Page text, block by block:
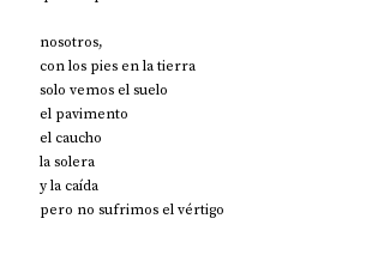
nosotros,
con los pies en la tierra
solo vemos el suelo
el pavimento
el caucho
la solera
y la caída
pero no sufrimos el vértigo